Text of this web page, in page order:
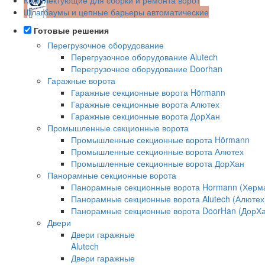
Шлагбаумы и цепные барьеры автоматические
Готовые решения
Перегрузочное оборудование
Перегрузочное оборудование Alutech
Перегрузочное оборудование Doorhan
Гаражные ворота
Гаражные секционные ворота Hörmann
Гаражные секционные ворота Алютех
Гаражные секционные ворота ДорХан
Промышленные секционные ворота
Промышленные секционные ворота Hörmann
Промышленные секционные ворота Алютех
Промышленные секционные ворота ДорХан
Панорамные секционные ворота
Панорамные секционные ворота Hormann
Панорамные секционные ворота Alutech
Панорамные секционные ворота DoorHan
Двери
Двери гаражные
Alutech
Двери гаражные